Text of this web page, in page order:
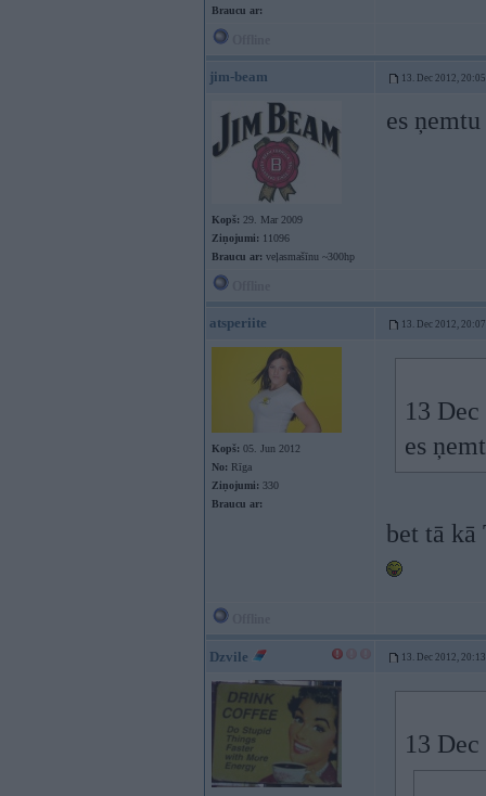
Braucu ar:
jim-beam 13. Dec 2012, 20:05
Kopš: 29. Mar 2009
Ziņojumi: 11096
Braucu ar: veļasmašīnu ~300hp
es
atsperiite 13. Dec 2012, 20:07
Kopš: 05. Jun 2012
No: Rīga
Ziņojumi: 330
Braucu ar:
13
es
bet tā kā
Dzvile 13. Dec 2012, 20:13
13